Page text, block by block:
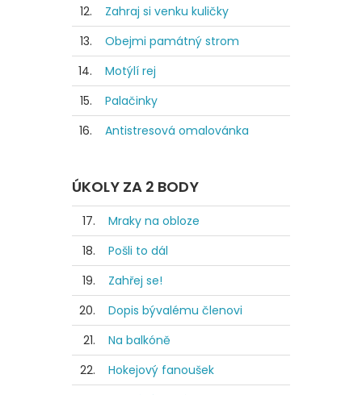
12.
Zahraj si venku kuličky
13.
Obejmi památný strom
14.
Motýlí rej
15.
Palačinky
16.
Antistresová omalovánka
ÚKOLY ZA 2 BODY
17.
Mraky na obloze
18.
Pošli to dál
19.
Zahřej se!
20.
Dopis bývalému členovi
21.
Na balkóně
22.
Hokejový fanoušek